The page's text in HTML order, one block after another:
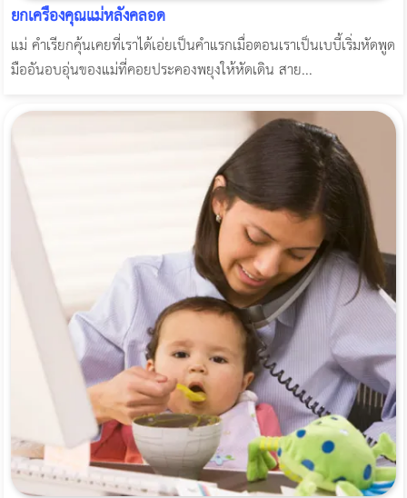
ยกเครื่องคุณแม่หลังคลอด
แม่ คำเรียกคุ้นเคยที่เราได้เอ่ยเป็นคำแรกเมื่อตอนเราเป็นเบบี้เริ่มหัดพูด
มืออันอบอุ่นของแม่ที่คอยประคองพยุงให้หัดเดิน สาย...